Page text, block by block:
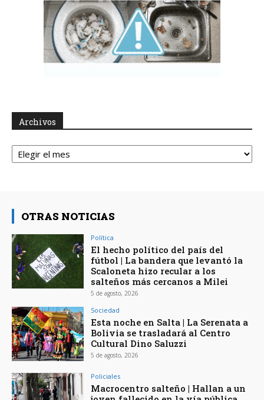
Archivos
Archivos
OTRAS NOTICIAS
Política
El hecho político del país del
fútbol | La bandera que levantó la
Scaloneta hizo recular a los
salteños más cercanos a Milei
5 de agosto, 2026
Sociedad
Esta noche en Salta | La Serenata a
Bolivia se trasladará al Centro
Cultural Dino Saluzzi
5 de agosto, 2026
Policiales
Macrocentro salteño | Hallan a un